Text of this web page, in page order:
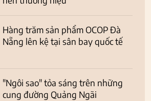
Hàng trăm sản phẩm OCOP Đà
Nẵng lên kệ tại sân bay quốc tế
"Ngôi sao" tỏa sáng trên những
cung đường Quảng Ngãi